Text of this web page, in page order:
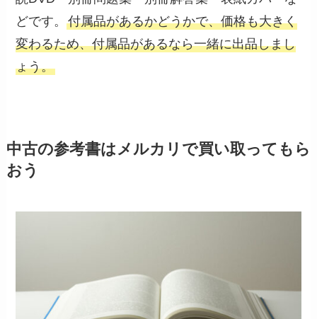
どです。付属品があるかどうかで、価格も大きく
変わるため、付属品があるなら一緒に出品しまし
ょう。
中古の参考書はメルカリで買い取ってもら
おう